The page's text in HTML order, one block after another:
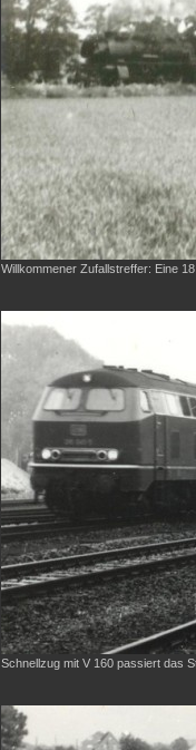
Willkommener Zufallstreffer: Eine
Schnellzug mit V 160 passiert das